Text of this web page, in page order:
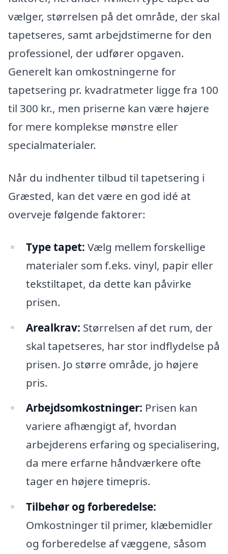
vælger, størrelsen på det område, der skal
tapetseres, samt arbejdstimerne for den
professionel, der udfører opgaven.
Generelt kan omkostningerne for
tapetsering pr. kvadratmeter ligge fra 100
til 300 kr., men priserne kan være højere
for mere komplekse mønstre eller
specialmaterialer.
Når du indhenter tilbud til tapetsering i
Græsted, kan det være en god idé at
overveje følgende faktorer:
Type tapet: Vælg mellem forskellige
materialer som f.eks. vinyl, papir eller
tekstiltapet, da dette kan påvirke
prisen.
Arealkrav: Størrelsen af det rum, der
skal tapetseres, har stor indflydelse på
prisen. Jo større område, jo højere
pris.
Arbejdsomkostninger: Prisen kan
variere afhængigt af, hvordan
arbejderens erfaring og specialisering,
da mere erfarne håndværkere ofte
tager en højere timepris.
Tilbehør og forberedelse:
Omkostninger til primer, klæbemidler
og forberedelse af væggene, såsom